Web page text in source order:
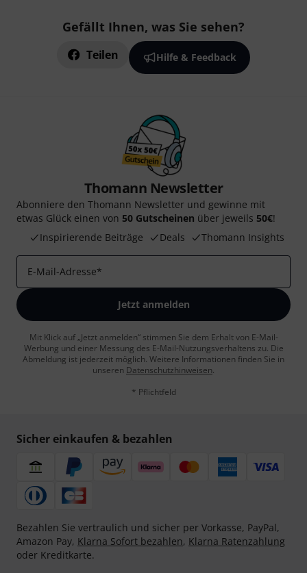
Gefällt Ihnen, was Sie sehen?
Teilen Hilfe & Feedback
Thomann Newsletter
Abonniere den Thomann Newsletter und gewinne mit
etwas Glück einen von 50 Gutscheinen über jeweils 50€!
Inspirierende Beiträge
Deals Thomann Insights
E-Mail-Adresse*
Jetzt anmelden
Mit Klick auf „Jetzt anmelden“ stimmen Sie dem Erhalt von E-Mail-
Werbung und einer Messung des E-Mail-Nutzungsverhaltens zu. Die
Abmeldung ist jederzeit möglich. Weitere Informationen finden Sie in
unseren Datenschutzhinweisen.
* Pflichtfeld
Sicher einkaufen & bezahlen
Bezahlen Sie vertraulich und sicher per Vorkasse, PayPal,
Amazon Pay, Klarna Sofort bezahlen, Klarna Ratenzahlung
oder Kreditkarte.